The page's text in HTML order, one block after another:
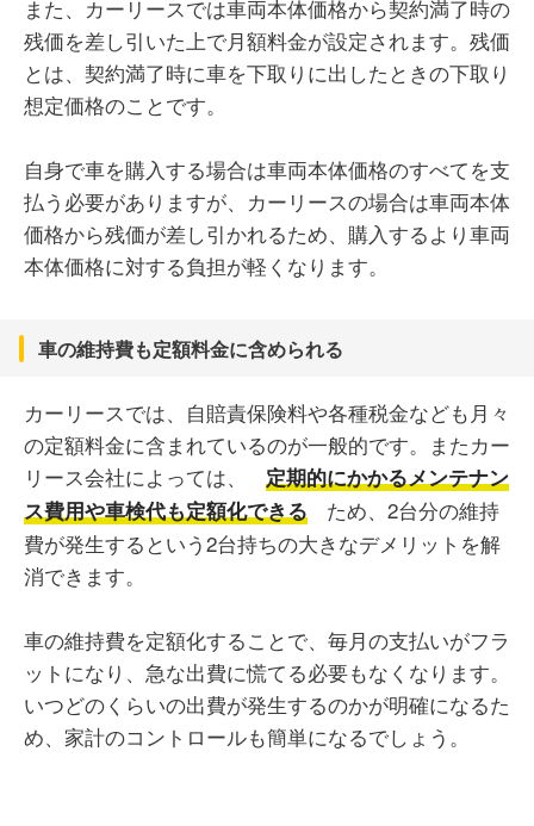
また、カーリースでは車両本体価格から契約満了時の
残価を差し引いた上で月額料金が設定されます。残価
とは、契約満了時に車を下取りに出したときの下取り
想定価格のことです。
自身で車を購入する場合は車両本体価格のすべてを支
払う必要がありますが、カーリースの場合は車両本体
価格から残価が差し引かれるため、購入するより車両
本体価格に対する負担が軽くなります。
車の維持費も定額料金に含められる
カーリースでは、自賠責保険料や各種税金なども月々
の定額料金に含まれているのが一般的です。またカー
リース会社によっては、
定期的にかかるメンテナン
ス費用や車検代も定額化できる
ため、2台分の維持
費が発生するという2台持ちの大きなデメリットを解
消できます。
車の維持費を定額化することで、毎月の支払いがフラ
ットになり、急な出費に慌てる必要もなくなります。
いつどのくらいの出費が発生するのかが明確になるた
め、家計のコントロールも簡単になるでしょう。